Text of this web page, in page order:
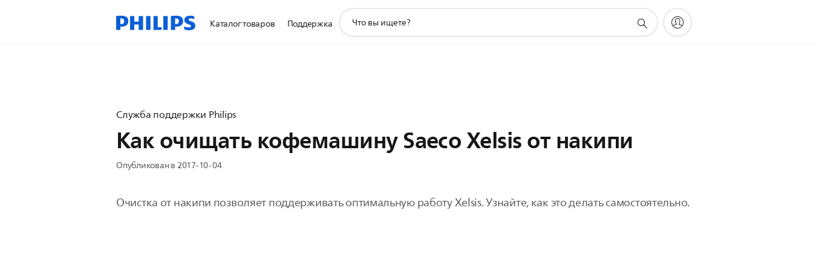
Каталог товаров Поддержка
поддержки
Служба поддержки Philips
Как очищать кофемашину Saeco Xelsis от накипи
Опубликован в 2017-10-04
Очистка от накипи позволяет поддерживать оптимальную работу Xelsis. Узнайте, как это делать самостоятельно.